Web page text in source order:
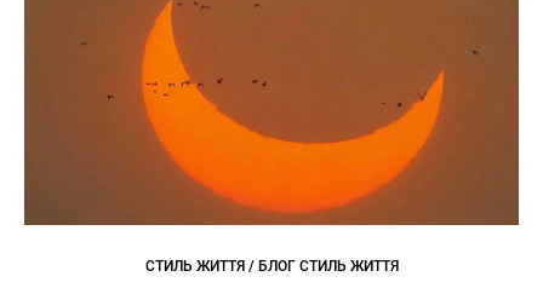
СТИЛЬ ЖИТТЯ / БЛОГ СТИЛЬ ЖИТТЯ